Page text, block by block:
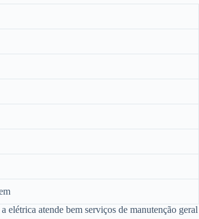
atende bem serviços de manutenção geral